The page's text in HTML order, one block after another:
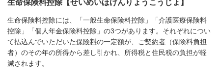
生命保険料控除【せいめいほけんりょうこうじょ】
生命保険料控除には、「一般生命保険料控除」「介護医療保険料
控除」「個人年金保険料控除」の3つがあります。それぞれについ
て払込んでいただいた保険料の一定額が、ご契約者 （保険料負担
者）のその年の所得から差し引かれ、所得税と住民税の負担が軽
減されます。